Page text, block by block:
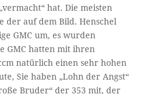
hat. Die meisten
der auf dem Bild. Henschel
GMC um, es wurden
GMC hatten mit ihren
natürlich einen sehr hohen
Sie haben „Lohn der Angst“
Bruder“ der 353 mit, der